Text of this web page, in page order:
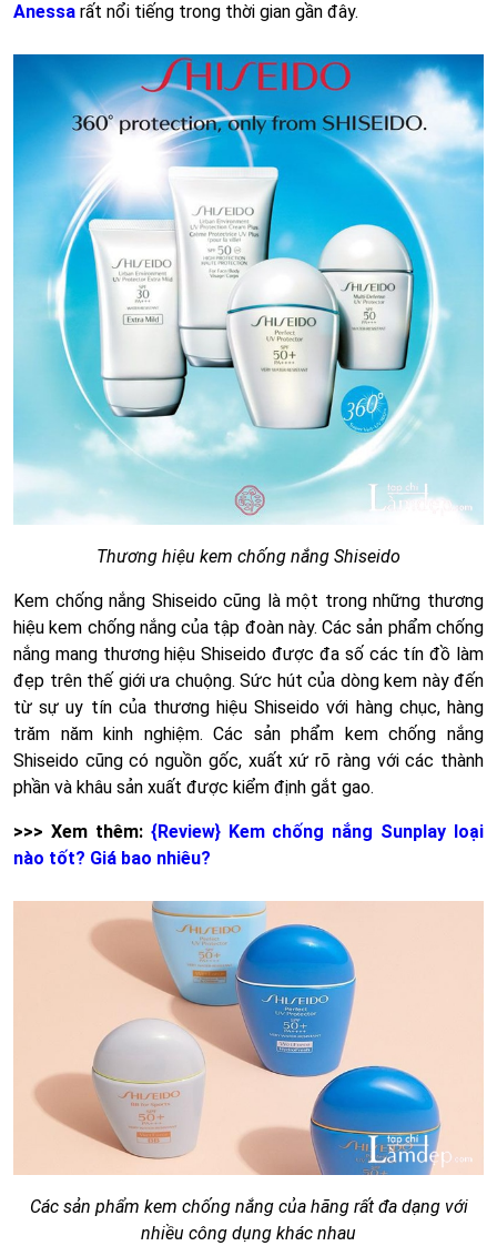
Anessa rất nổi tiếng trong thời gian gần đây.
Thương hiệu kem chống nắng Shiseido
Kem chống nắng Shiseido cũng là một trong những thương
hiệu kem chống nắng của tập đoàn này. Các sản phẩm chống
nắng mang thương hiệu Shiseido được đa số các tín đồ làm
đẹp trên thế giới ưa chuộng. Sức hút của dòng kem này đến
từ sự uy tín của thương hiệu Shiseido với hàng chục, hàng
trăm năm kinh nghiệm. Các sản phẩm kem chống nắng
Shiseido cũng có nguồn gốc, xuất xứ rõ ràng với các thành
phần và khâu sản xuất được kiểm định gắt gao.
>>> Xem thêm: {Review} Kem chống nắng Sunplay loại
nào tốt? Giá bao nhiêu?
Các sản phẩm kem chống nắng của hãng rất đa dạng với
nhiều công dụng khác nhau